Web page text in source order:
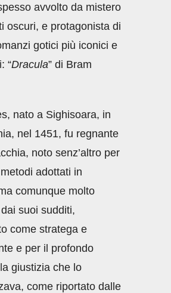
avvolto da mistero
oscuri, e protagonista di
gotici più iconici e
“Dracula” di Bram
nato a Sighisoara, in
nel 1451, fu regnante
noto senz’altro per
adottati in
comunque molto
suoi sudditi,
come stratega e
e per il profondo
giustizia che lo
come riportato dalle